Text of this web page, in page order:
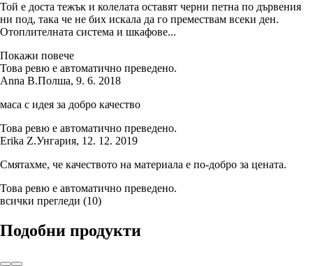
Той е доста тежък и колелата оставят черни петна по дървения
ни под, така че не бих искала да го премествам всеки ден.
Отоплителната система и шкафове...
Покажи повече
Това ревю е автоматично преведено.
Anna B.Полша, 9. 6. 2018
маса с идея за добро качество
Това ревю е автоматично преведено.
Erika Z.Унгария, 12. 12. 2019
Смятахме, че качеството на материала е по-добро за цената.
Това ревю е автоматично преведено.
всички прегледи (10)
Подобни продукти